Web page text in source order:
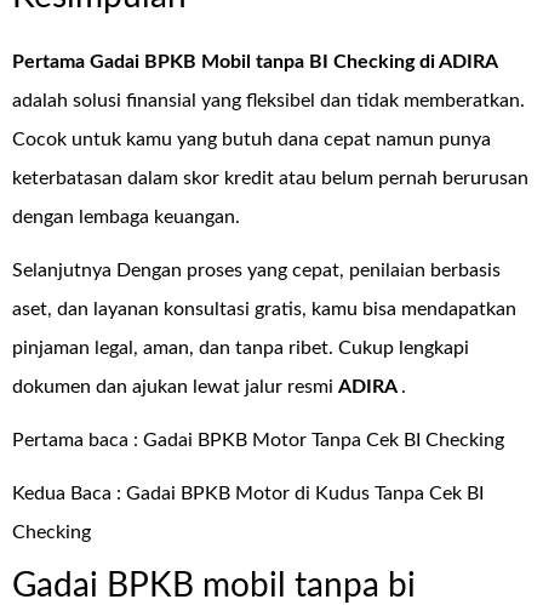
Pertama Gadai BPKB Mobil tanpa BI Checking diADIRA
adalah solusi finansial yang fleksibel dan tidak memberatkan.
Cocok untuk kamu yang butuh dana cepat namun punya
keterbatasan dalam skor kredit atau belum pernah berurusan
dengan lembaga keuangan.
Selanjutnya Dengan proses yang cepat, penilaian berbasis
aset, dan layanan konsultasi gratis, kamu bisa mendapatkan
pinjaman legal, aman, dan tanpa ribet. Cukup lengkapi
dokumen dan ajukan lewat jalur resmi ADIRA .
Pertama baca : Gadai BPKB Motor Tanpa Cek BI Checking
Kedua Baca : Gadai BPKB Motor di Kudus Tanpa Cek BI
Checking
Gadai BPKB mobil tanpa bi